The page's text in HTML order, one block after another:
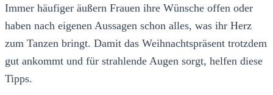
Immer häufiger äußern Frauen ihre Wünsche offen oder
haben nach eigenen Aussagen schon alles, was ihr Herz
zum Tanzen bringt. Damit das Weihnachtspräsent trotzdem
gut ankommt und für strahlende Augen sorgt, helfen diese
Tipps.